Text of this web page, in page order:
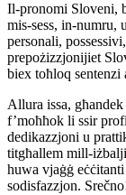
Il-pronomi Sloveni,
mis-sess, in-numru,
personali,
prepożizzjonijiet
biex toħloq sentenzi
Allura issa,
f’moħħok li ssir
dedikazzjoni u
titgħallem mill-
huwa vjaġġ
sodisfazzjon.